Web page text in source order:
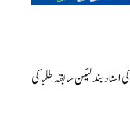
بند لیکن سابقہ طلبا کی